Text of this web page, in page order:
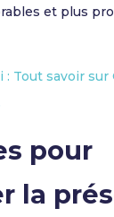
et plus
: Tout savoir
pour
la